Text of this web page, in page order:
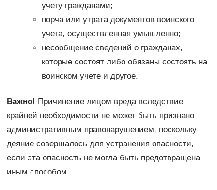
учету гражданами;
порча или утрата документов воинского
учета, осуществленная умышленно;
несообщение сведений о гражданах,
которые состоят либо обязаны состоять на
воинском учете и другое.
Важно! Причинение лицом вреда вследствие
крайней необходимости не может быть признано
административным правонарушением, поскольку
деяние совершалось для устранения опасности,
если эта опасность не могла быть предотвращена
иным способом.